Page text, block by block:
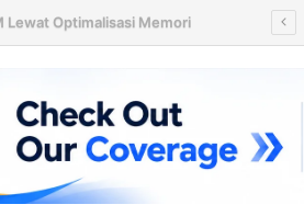
Pelanggan pada 2027